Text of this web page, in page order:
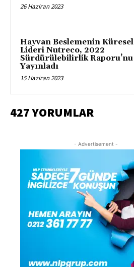
26 Haziran 2023
Hayvan Beslemenin Küresel
Lideri Nutreco, 2022
Sürdürülebilirlik Raporu’nu
Yayınladı
15 Haziran 2023
427 YORUMLAR
- Advertisement -